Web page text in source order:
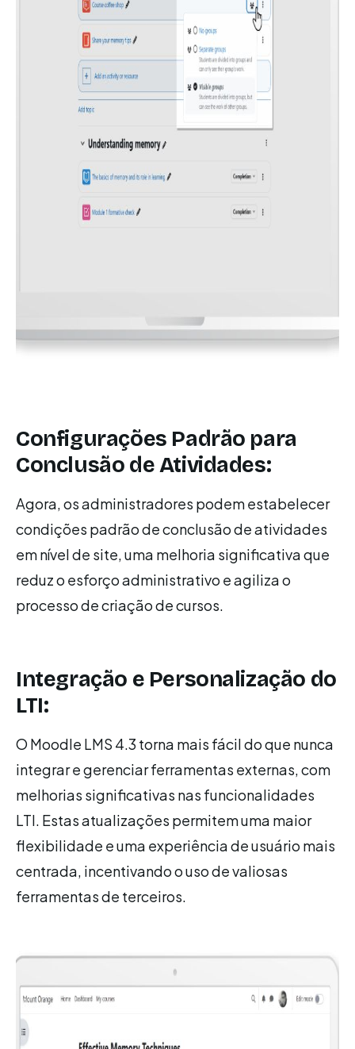
Configurações Padrão para
Conclusão de Atividades:
Agora, os administradores podem estabelecer
condições padrão de conclusão de atividades
em nível de site, uma melhoria significativa que
reduz o esforço administrativo e agiliza o
processo de criação de cursos.
Integração e Personalização do
LTI:
O Moodle LMS 4.3 torna mais fácil do que nunca
integrar e gerenciar ferramentas externas, com
melhorias significativas nas funcionalidades
LTI. Estas atualizações permitem uma maior
flexibilidade e uma experiência de usuário mais
centrada, incentivando o uso de valiosas
ferramentas de terceiros.